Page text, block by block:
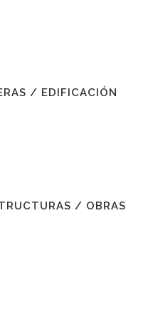
/ EDIFICACIÓN
/ OBRAS